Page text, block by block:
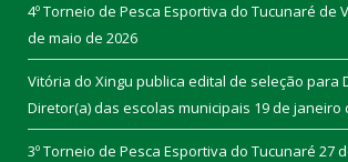
4º Torneio de Pesca Esportiva do Tucunaré de
de maio de 2026
Vitória do Xingu publica edital de seleção para
Diretor(a) das escolas municipais 19 de janeiro
3º Torneio de Pesca Esportiva do Tucunaré 27